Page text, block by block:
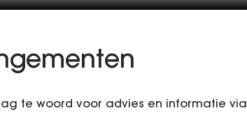
te woord voor advies en informatie via